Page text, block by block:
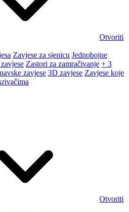
Otvoriti
Zavjese za sjenicu Jednobojne
Zastori za zamračivanje + 3
zavjese 3D zavjese Zavjese koje
Otvoriti